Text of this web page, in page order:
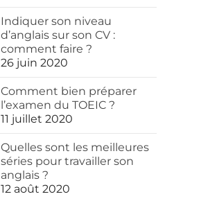
Indiquer son niveau
d’anglais sur son CV :
comment faire ?
26 juin 2020
Comment bien préparer
l’examen du TOEIC ?
11 juillet 2020
Quelles sont les meilleures
séries pour travailler son
anglais ?
12 août 2020